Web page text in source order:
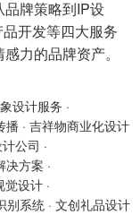
牌策略到IP设
开发等四大服务
力的品牌资产。
设计服务 ·
播 · 吉祥物商业化设计
公司 ·
决方案 ·
觉设计 ·
别系统 · 文创礼品设计